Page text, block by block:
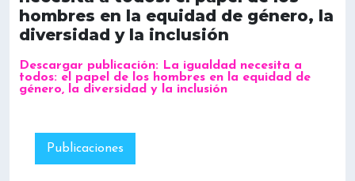
hombres en la equidad de género, la
diversidad y la inclusión
Descargar publicación: La igualdad necesita a
todos: el papel de los hombres en la equidad de
género, la diversidad y la inclusión
Publicaciones